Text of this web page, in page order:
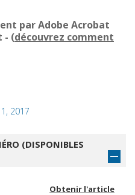
par Adobe Acrobat
- (découvrez comment
2017
(DISPONIBLES
Obtenir l'article